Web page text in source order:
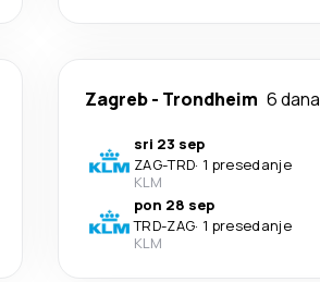
Zagreb- Trondheim 6 dana
sri 23 sep
ZAG-TRD· 1 presedanje
KLM
pon 28 sep
TRD-ZAG· 1 presedanje
KLM